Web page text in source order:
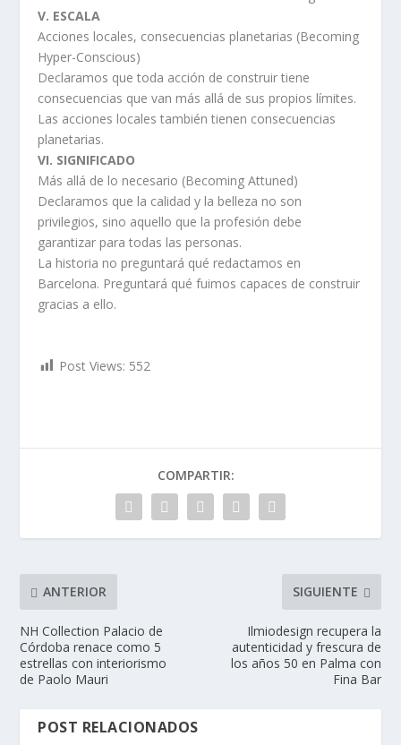
V. ESCALA
Acciones locales, consecuencias planetarias (Becoming
Hyper-Conscious)
Declaramos que toda acción de construir tiene
consecuencias que van más allá de sus propios límites.
Las acciones locales también tienen consecuencias
planetarias.
VI. SIGNIFICADO
Más allá de lo necesario (Becoming Attuned)
Declaramos que la calidad y la belleza no son
privilegios, sino aquello que la profesión debe
garantizar para todas las personas.
La historia no preguntará qué redactamos en
Barcelona. Preguntará qué fuimos capaces de construir
gracias a ello.
Post Views: 552
COMPARTIR:
ANTERIOR
NH Collection Palacio de
Córdoba renace como 5
estrellas con interiorismo
de Paolo Mauri
SIGUIENTE
Ilmiodesign recupera la
autenticidad y frescura de
los años 50 en Palma con
Fina Bar
POST RELACIONADOS